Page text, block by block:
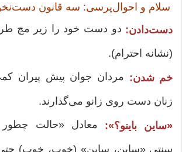
سلام و احوال‌پرسی: سه قانون
دست‌دادن: دو دست خود را زیر مچ
(نشانه احترام).
خم شدن: مردان جوان پیش پیران
زنان دست روی زانو می‌گذارند.
«ساین باینو؟»: معادل «حالت
سنتی «ساین، ساین» (خوب، خوب) حتی